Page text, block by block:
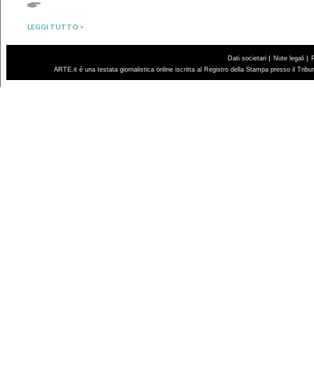
LEGGI TUTTO >
Dati societari | Note legali |
ARTE.it è una testata giornalistica online iscritta al Registro della Stampa presso il